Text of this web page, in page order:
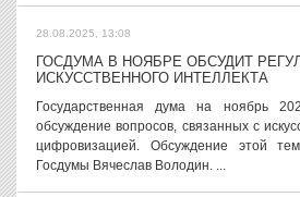
28.08.2025, 13:08
ГОСДУМА В НОЯБРЕ ОБСУДИТ
ИСКУССТВЕННОГО ИНТЕЛЛЕКТА
Государственная дума на ноябрь
обсуждение вопросов, связанных с
цифровизацией. Обсуждение этой
Госдумы Вячеслав Володин. ...